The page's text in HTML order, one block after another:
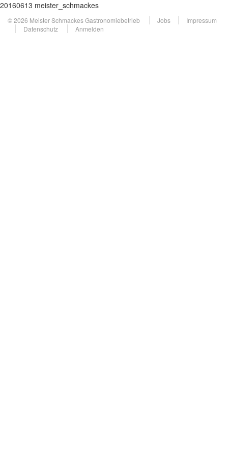
20160613 meister_schmackes
© 2026 Meister Schmackes Gastronomiebetrieb Jobs
Impressum
Datenschutz
Anmelden